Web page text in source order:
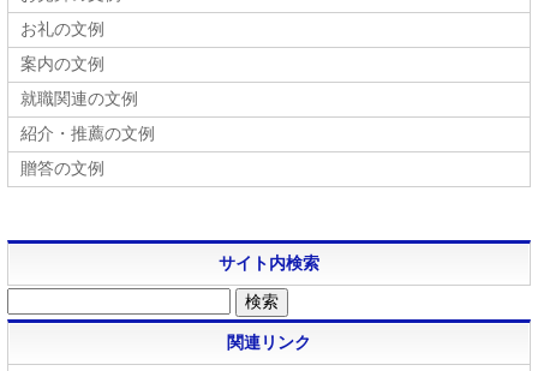
お礼の文例
案内の文例
就職関連の文例
紹介・推薦の文例
贈答の文例
サイト内検索
関連リンク